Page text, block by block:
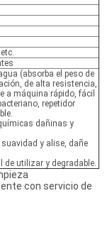
(absorba el peso de
de alta resistencia,
a máquina rápido, fácil
repetidor
dañinas y
suavidad y alise, dañe
de utilizar y degradable.
con servicio de